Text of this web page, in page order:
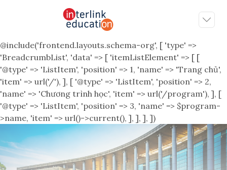
@include('frontend.layouts.schema-org', [ 'type' =>
'BreadcrumbList', 'data' => [ 'itemListElement' => [ [
'@type' => 'ListItem', 'position' => 1, 'name' => 'Trang chủ',
'item' => url('/'), ], [ '@type' => 'ListItem', 'position' => 2,
'name' => 'Chương trình học', 'item' => url('/program'), ], [
'@type' => 'ListItem', 'position' => 3, 'name' => $program-
>name, 'item' => url()->current(), ], ], ], ])